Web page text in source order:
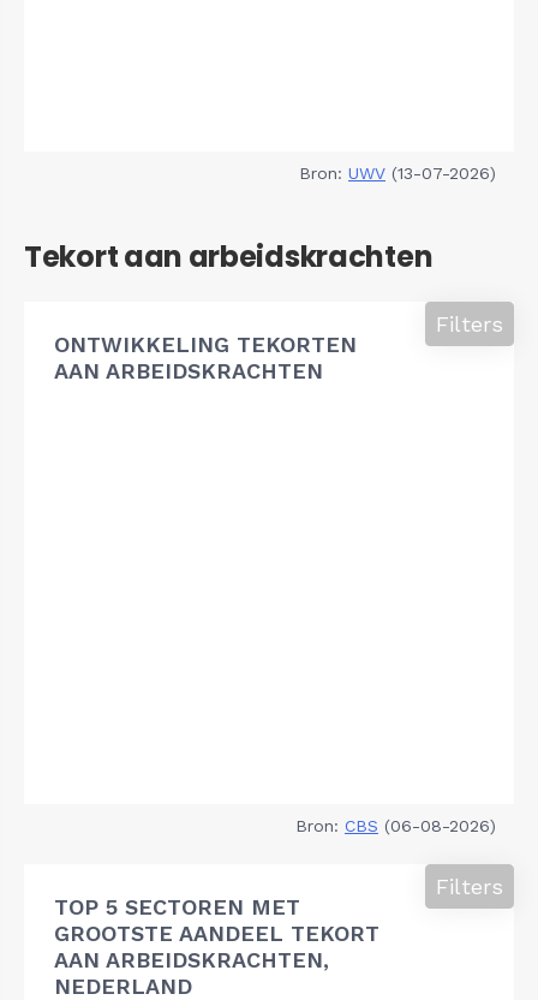
Bron: UWV (13-07-2026)
Tekort aan arbeidskrachten
ONTWIKKELING TEKORTEN
AAN ARBEIDSKRACHTEN
Filters
Bron: CBS (06-08-2026)
TOP 5 SECTOREN MET
GROOTSTE AANDEEL TEKORT
AAN ARBEIDSKRACHTEN,
NEDERLAND
Filters